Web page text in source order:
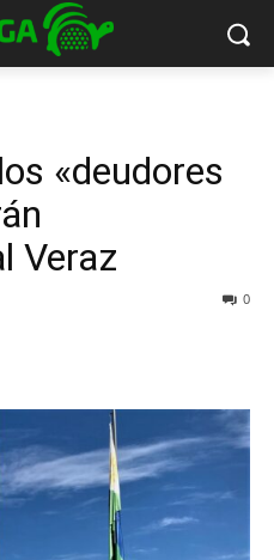
«deudores
Veraz
0